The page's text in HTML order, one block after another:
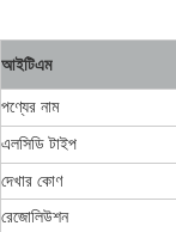
আইটিএম
পণ্যের নাম
এলসিডি টাইপ
দেখার কোণ
রেজোলিউশন